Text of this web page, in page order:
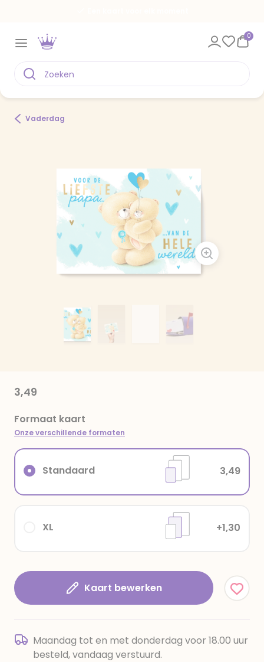
0
Vaderdag
3,49
Formaat kaart
Onze verschillende formaten
XL +1,30
Standaard 3,49
Kaart bewerken
Maandag tot en met donderdag voor 18.00 uur
besteld, vandaag verstuurd.